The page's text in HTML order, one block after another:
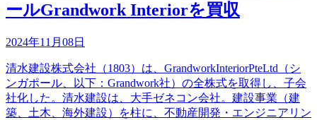
ールGrandwork Interiorを買収
2024年11月08日
清水建設株式会社（1803）は、GrandworkInteriorPteLtd（シ
ンガポール、以下：Grandwork社）の全株式を取得し、子会
社化した。清水建設は、大手ゼネコン会社。建設事業（建
築、土木、海外建設）を柱に、不動産開発・エンジニアリン